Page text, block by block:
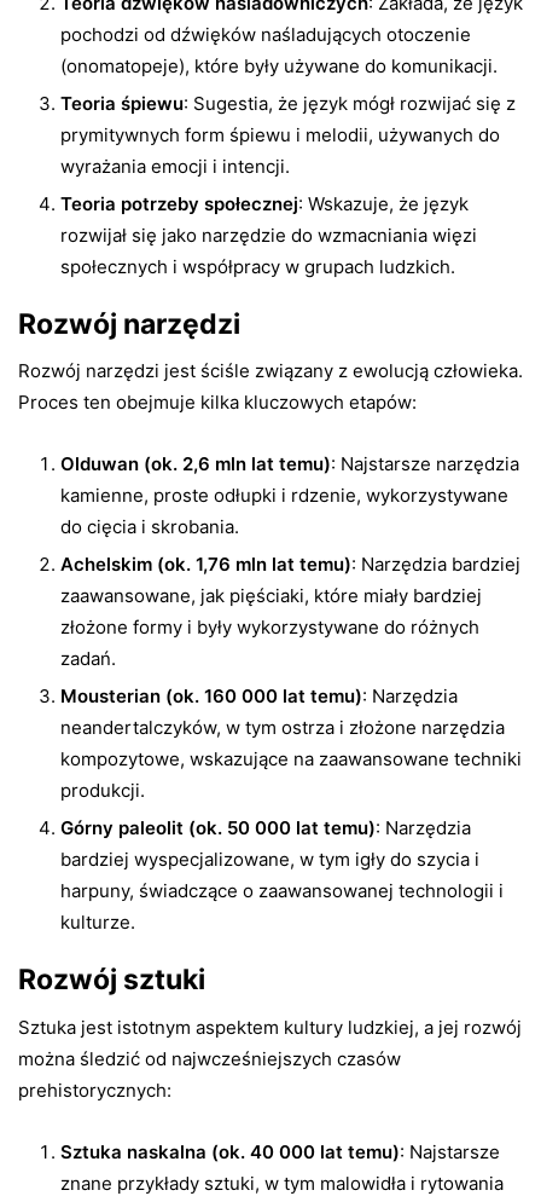
pochodzi od dźwięków naśladujących otoczenie
(onomatopeje), które były używane do komunikacji.
Teoria śpiewu: Sugestia, że język mógł rozwijać się z
prymitywnych form śpiewu i melodii, używanych do
wyrażania emocji i intencji.
Teoria potrzeby społecznej: Wskazuje, że język
rozwijał się jako narzędzie do wzmacniania więzi
społecznych i współpracy w grupach ludzkich.
Rozwój narzędzi
Rozwój narzędzi jest ściśle związany z ewolucją człowieka.
Proces ten obejmuje kilka kluczowych etapów:
Olduwan (ok. 2,6 mln lat temu): Najstarsze narzędzia
kamienne, proste odłupki i rdzenie, wykorzystywane
do cięcia i skrobania.
Achelskim (ok. 1,76 mln lat temu): Narzędzia bardziej
zaawansowane, jak pięściaki, które miały bardziej
złożone formy i były wykorzystywane do różnych
zadań.
Mousterian (ok. 160 000 lat temu): Narzędzia
neandertalczyków, w tym ostrza i złożone narzędzia
kompozytowe, wskazujące na zaawansowane techniki
produkcji.
Górny paleolit (ok. 50 000 lat temu): Narzędzia
bardziej wyspecjalizowane, w tym igły do szycia i
harpuny, świadczące o zaawansowanej technologii i
kulturze.
Rozwój sztuki
Sztuka jest istotnym aspektem kultury ludzkiej, a jej rozwój
można śledzić od najwcześniejszych czasów
prehistorycznych:
Sztuka naskalna (ok. 40 000 lat temu): Najstarsze
znane przykłady sztuki, w tym malowidła i rytowania